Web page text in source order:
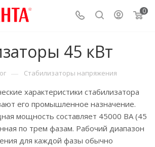
0
45 кВт
— Стабилизаторы напряжения
характеристики стабилизатора
его промышленное назначение.
мощность составляет 45000 ВА (45
по трем фазам. Рабочий диапазон
для каждой фазы обычно